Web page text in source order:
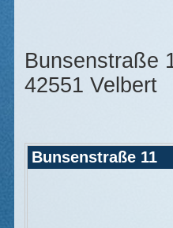
Bunsenstraße
42551 Velbert
Bunsenstraße 11